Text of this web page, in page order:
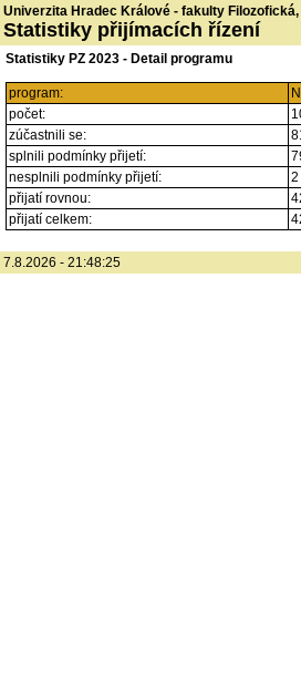
Univerzita Hradec Králové - fakulty
Statistiky přijímacích řízení
Statistiky PZ 2023 - Detail programu
program:
počet:
zúčastnili se:
splnili podmínky přijetí:
nesplnili podmínky přijetí:
2
přijatí rovnou:
přijatí celkem:
7.8.2026 - 21:48:25